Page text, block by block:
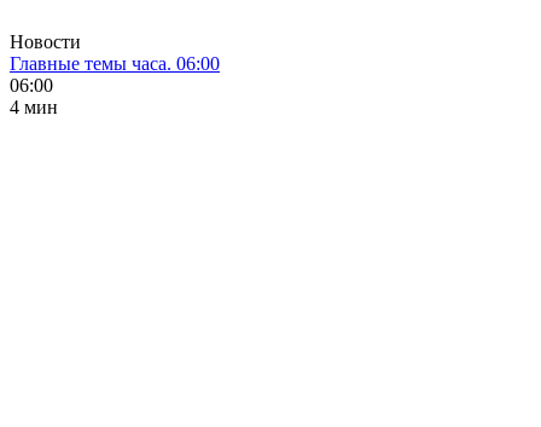
Новости
Главные темы часа. 06:00
06:00
4 мин